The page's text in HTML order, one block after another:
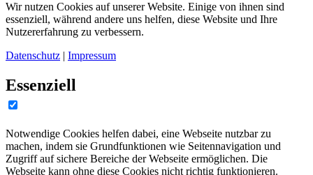
Wir nutzen Cookies auf unserer Website. Einige von ihnen sind
essenziell, während andere uns helfen, diese Website und Ihre
Nutzererfahrung zu verbessern.
Datenschutz | Impressum
Essenziell
Notwendige Cookies helfen dabei, eine Webseite nutzbar zu
machen, indem sie Grundfunktionen wie Seitennavigation und
Zugriff auf sichere Bereiche der Webseite ermöglichen. Die
Webseite kann ohne diese Cookies nicht richtig funktionieren.